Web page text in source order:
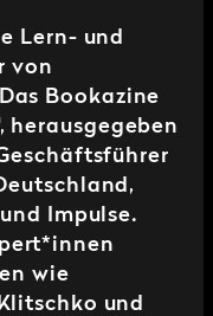
Lern- und
von
Bookazine
herausgegeben
Impulse.
wie
und